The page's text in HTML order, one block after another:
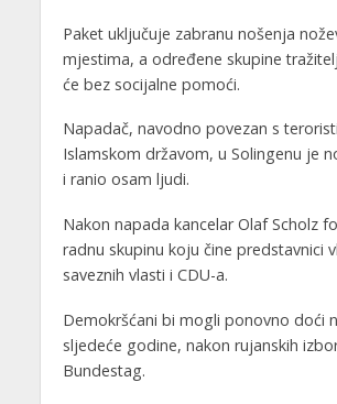
Paket uključuje zabranu nošenja
mjestima, a određene skupine
će bez socijalne pomoći.
Napadač, navodno povezan s
Islamskom državom, u Solingenu je
i ranio osam ljudi.
Nakon napada kancelar Olaf Scholz
radnu skupinu koju čine predstavnici
saveznih vlasti i CDU-a.
Demokršćani bi mogli ponovno doći
sljedeće godine, nakon rujanskih
Bundestag.